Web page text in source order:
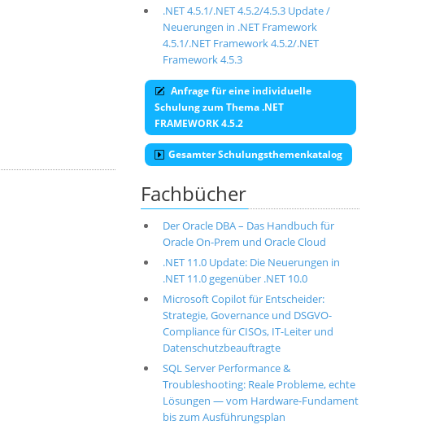
.NET 4.5.1/.NET 4.5.2/4.5.3 Update /
Neuerungen in .NET Framework
4.5.1/.NET Framework 4.5.2/.NET
Framework 4.5.3
Anfrage für eine individuelle
Schulung zum Thema .NET
FRAMEWORK 4.5.2
Gesamter Schulungsthemenkatalog
Fachbücher
Der Oracle DBA – Das Handbuch für
Oracle On-Prem und Oracle Cloud
.NET 11.0 Update: Die Neuerungen in
.NET 11.0 gegenüber .NET 10.0
Microsoft Copilot für Entscheider:
Strategie, Governance und DSGVO-
Compliance für CISOs, IT-Leiter und
Datenschutzbeauftragte
SQL Server Performance &
Troubleshooting: Reale Probleme, echte
Lösungen — vom Hardware-Fundament
bis zum Ausführungsplan